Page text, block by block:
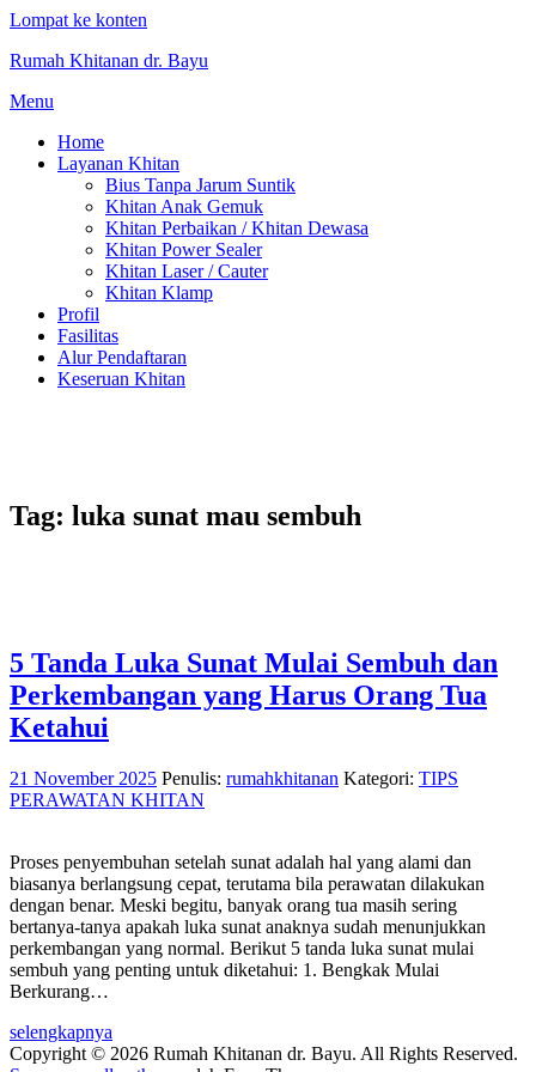
Lompat ke konten
Rumah Khitanan dr. Bayu
Menu
Home
Layanan Khitan
Bius Tanpa Jarum Suntik
Khitan Anak Gemuk
Khitan Perbaikan / Khitan Dewasa
Khitan Power Sealer
Khitan Laser / Cauter
Khitan Klamp
Profil
Fasilitas
Alur Pendaftaran
Keseruan Khitan
Tag: luka sunat mau sembuh
5 Tanda Luka Sunat Mulai Sembuh dan
Perkembangan yang Harus Orang Tua
Ketahui
21 November 2025 Penulis: rumahkhitanan Kategori: TIPS
PERAWATAN KHITAN
Proses penyembuhan setelah sunat adalah hal yang alami dan
biasanya berlangsung cepat, terutama bila perawatan dilakukan
dengan benar. Meski begitu, banyak orang tua masih sering
bertanya-tanya apakah luka sunat anaknya sudah menunjukkan
perkembangan yang normal. Berikut 5 tanda luka sunat mulai
sembuh yang penting untuk diketahui: 1. Bengkak Mulai
Berkurang…
selengkapnya
Copyright © 2026 Rumah Khitanan dr. Bayu. All Rights Reserved.